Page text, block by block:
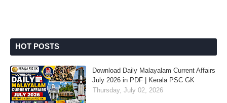
HOT POSTS
Download Daily Malayalam Current Affairs
July 2026 in PDF | Kerala PSC GK
Thursday, July 02, 2026